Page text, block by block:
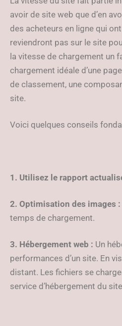
avoir de site web que d’en
des acheteurs en ligne qui
reviendront pas sur le site
la vitesse de chargement un
chargement idéale d’une
de classement, une
site.
Voici quelques conseils
1. Utilisez le rapport
2. Optimisation des images :
temps de chargement.
3. Hébergement web : Un
performances d’un site. En
distant. Les fichiers se
service d’hébergement du